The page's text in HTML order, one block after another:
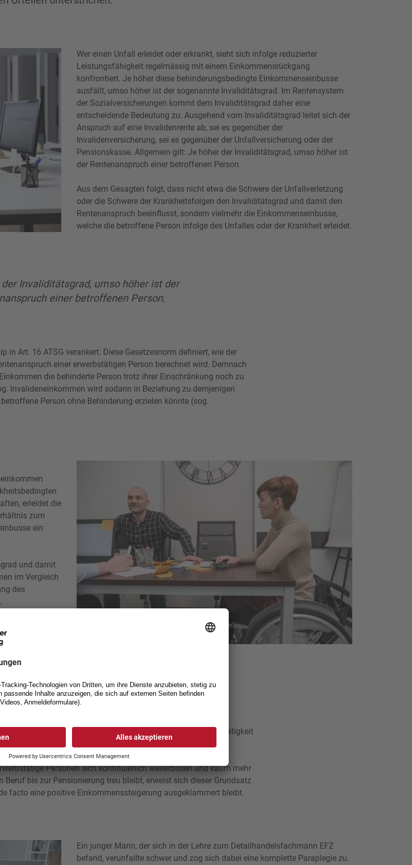
Wer einen Unfall erleidet oder erkrankt, sieht sich infolge reduzierter
Leistungsfähigkeit regelmässig mit einem Einkommensrückgang
konfrontiert. Je höher diese behinderungsbedingte Einkommenseinbusse
ausfällt, umso höher ist der sogenannte Invaliditätsgrad. Im Rentensystem
der Sozialversicherungen kommt dem Invaliditätsgrad daher eine
entscheidende Bedeutung zu: Ausgehend vom Invaliditätsgrad leitet sich der
Anspruch auf eine Invalidenrente ab, sei es gegenüber der
Invalidenversicherung, sei es gegenüber der Unfallversicherung oder der
Pensionskasse. Allgemein gilt: Je höher der Invaliditätsgrad, umso höher ist
der Rentenanspruch einer betroffenen Person.
Aus dem Gesagten folgt, dass nicht etwa die Schwere der Unfallverletzung
oder die Schwere der Krankheitsfolgen den Invaliditätsgrad und damit den
Rentenanspruch beeinflusst, sondern vielmehr die Einkommenseinbusse,
welche die betroffene Person infolge des Unfalles oder der Krankheit erleidet.
Invaliditätsgrad, umso höher ist der
einer betroffenen Person.
in Art. 16 ATSG verankert. Diese Gesetzesnorm definiert, wie der
einer erwerbstätigen Person berechnet wird. Demnach
die behinderte Person trotz ihrer Einschränkung noch zu
Invalideneinkommen wird sodann in Beziehung zu demjenigen
Person ohne Behinderung erzielen könnte (sog.
erleidet die
zum
ein
und damit
im Vergleich
des
sich in der Regel anhand des zuletzt erzielten, nötigenfalls der
angepassten Lohns. Dies, weil es nach
der empirischen Erfahrung entspreche, dass die bisherige Tätigkeit
worden wäre.
Personen sich kontinuierlich weiterbilden und kaum mehr
Beruf bis zur Pensionierung treu bleibt, erweist sich dieser Grundsatz
facto eine positive Einkommenssteigerung ausgeklammert bleibt.
Ein junger Mann, der sich in der Lehre zum Detailhandelsfachmann EFZ
befand, verunfallte schwer und zog sich dabei eine komplette Paraplegie zu.